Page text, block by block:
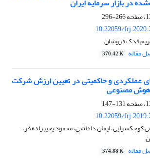
در بازار سرمایه ایران
266-296
10.22059/
قدک فروشان
مقاله 370.42 K
عملکردی و حاکمیتی در تعیین ارزش شرکت
هوش مصنوعی
131-147
10.22059/
سید محمدحسن هاشمی کوچکسرایی، ایمان داداشی، محمود یحیی‎زاده فر،
مقاله 374.88 K